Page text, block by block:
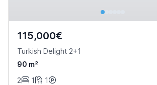
115,000€
Turkish Delight 2+1
90 m²
2
1 1